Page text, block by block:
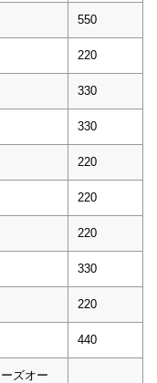
550
220
330
330
220
220
220
330
220
440
ズオー